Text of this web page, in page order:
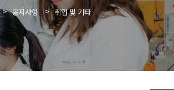
> 공지사항 > 취업 및 기타